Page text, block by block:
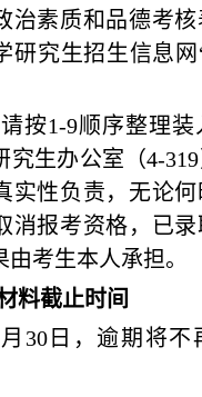
治素质和品德考
研究生招生信息网
请按1-9顺序整理
究生办公室（4-
实性负责，无论
消报考资格，已
考生本人承担。
料截止时间
月30日，逾期将